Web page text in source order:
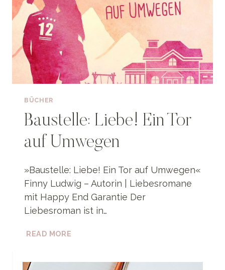
BÜCHER
Baustelle: Liebe! Ein Tor
auf Umwegen
»Baustelle: Liebe! Ein Tor auf Umwegen«
Finny Ludwig – Autorin | Liebesromane
mit Happy End Garantie Der
Liebesroman ist in…
READ MORE
TOR